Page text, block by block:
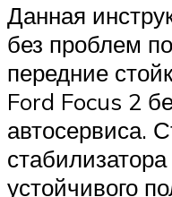
Данная
без проблем
передние
Ford Focus 2
автосервиса.
устойчивого